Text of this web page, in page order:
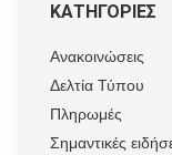
ΚΑΤΗΓΟΡΙΕΣ
Ανακοινώσεις
Δελτία Τύπου
Πληρωμές
Σημαντικές